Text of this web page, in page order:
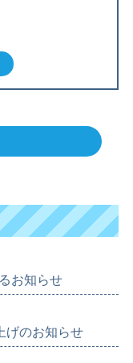
お知らせ
げのお知らせ